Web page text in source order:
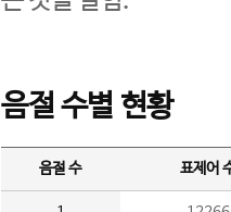
음절 수별 현황
음절 수 표제어